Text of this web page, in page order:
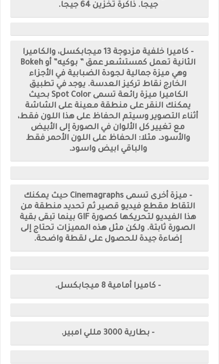
جيجا. ذاكرة تخزين 64 جيجا.
- كاميرا خلفية مزدوجة 13 ميجابكسل، والكاميرا
الثانية تعمل كمستشعر عمق ” بوكيه” أو Bokeh
وهي ميزة جمالية لجودة الضبابية في الأجزاء
الخارج نقاط تركيز العدسة. يوجد في تطبيق
الكاميرا ميزة رائعة تسمى Spot Color بحيث
يمكنك النقر على منطقة معينة على الشاشة
أثناء التصوير وسيتم الحفاظ على هذا اللون فقط،
مع تغيير كل الألوان في الصورة إلى الأبيض
والأسود. مثلا: الحفاظ على اللون الأحمر فقط
والباقي ابيض واسود.
- ميزة أخرى تسمى Cinemagraphs حيث يمكنك
التقاط مقطع فيديو قصير ثم تحديد منطقة من
هذا الفيديو لتحريكها كصورة GIF بينما تبقى بقية
الصورة ثابتة. ولكن مثل هذه المميزات تحتاج إلى
إضاءة جيدة للحصول على لقطة واضحة.
- كاميرا أمامية 8 ميجابكسل.
- بطارية 3000 مللي امبير.